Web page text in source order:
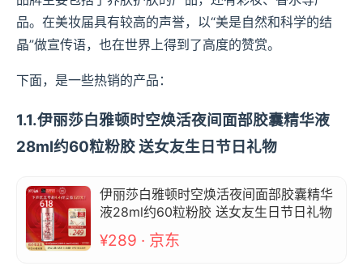
品。在美妆届具有较高的声誉，以“美是自然和科学的结
晶”做宣传语，也在世界上得到了高度的赞赏。
下面，是一些热销的产品：
1.1.伊丽莎白雅顿时空焕活夜间面部胶囊精华液
28ml约60粒粉胶 送女友生日节日礼物
伊丽莎白雅顿时空焕活夜间面部胶囊精华
液28ml约60粒粉胶 送女友生日节日礼物
¥289 · 京东